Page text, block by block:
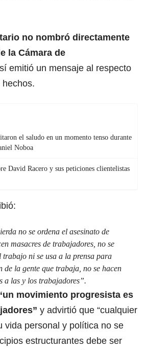
no nombró directamente
la Cámara de
sí emitió un mensaje al respecto
el saludo en un momento tenso durante
Noboa
David Racero y sus peticiones clientelistas
no se ordena el asesinato de
masacres de trabajadores, no se
ni se usa a la prensa para
la gente que trabaja, no se hacen
a las y los trabajadores”.
movimiento progresista es
y advirtió que “cualquier
vida personal y política no se
estructurantes debe ser